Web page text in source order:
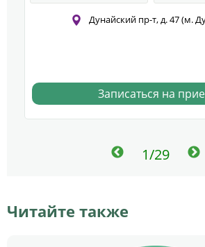
Дунайский пр-т, д. 47 (м.
Записаться на
1/29
Читайте также